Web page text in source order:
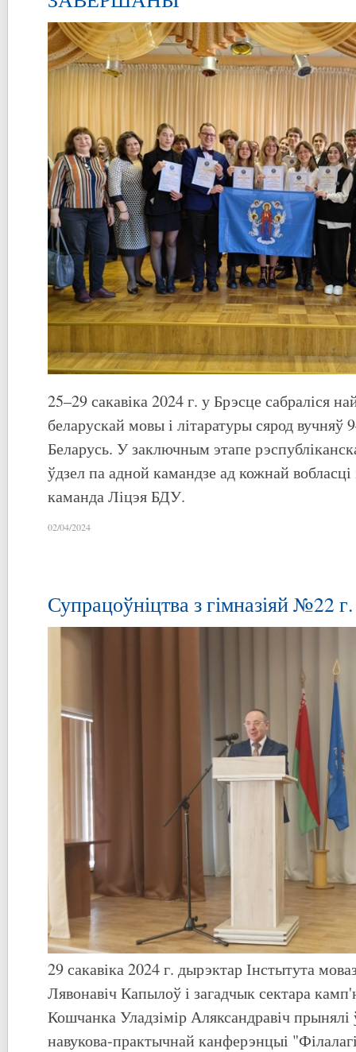
25–29 сакавіка 2024 г. у Брэсце сабраліся
беларускай мовы і літаратуры сярод вучняў
Беларусь. У заключным этапе
ўдзел па адной камандзе ад кожнай
каманда Ліцэя БДУ.
02/04/2024
Супрацоўніцтва з гімназіяй №22
29 сакавіка 2024 г. дырэктар Інстытута
Лявонавіч Капылоў і загадчык сектара
Кошчанка Уладзімір Аляксандравіч
навукова-практычнай канферэнцыі